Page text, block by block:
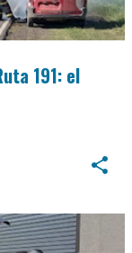
191: el